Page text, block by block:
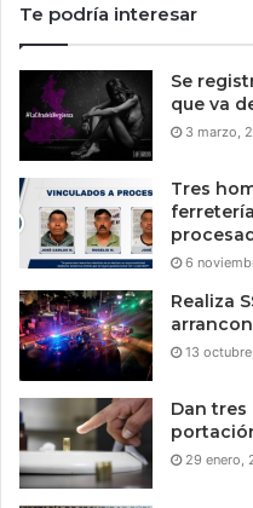
Te podría interesar
Se
que va
3 marzo,
Tres
6
Realiza
13
Dan
29 enero,